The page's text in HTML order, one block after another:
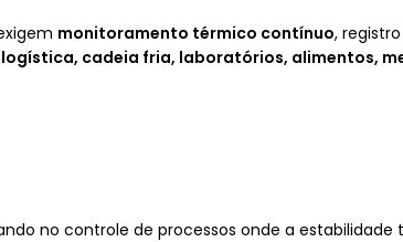
monitoramento térmico contínuo,
cadeia fria, laboratórios, alimentos,
no controle de processos onde a estabilidade